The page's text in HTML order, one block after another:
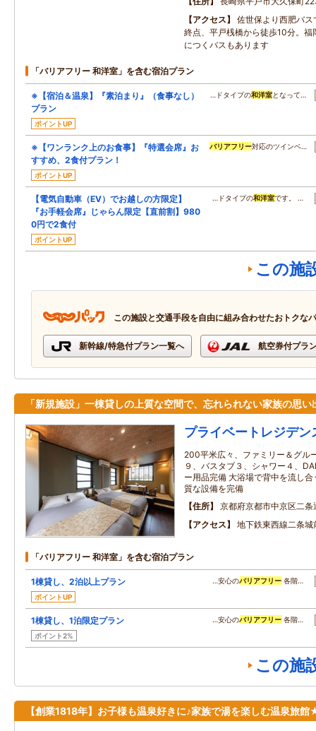
アクセス
佐世保より西肥バ
終点、平戸桟橋から徒歩10分。福
につくバスもあります
「バリアフリー 和洋室」を含む宿泊プラン
※【宿泊＆温泉】『素泊まり』（食事なし）
プラン
ポイントUP
…ドタイプの和洋室となって…
※【ワンランク上のお食事】『特選会席』お
すすめ、2食付プラン！
ポイントUP
バリアフリー対応のツインベ…
【電気自動車（EV）でお越しの方限定】
『お手軽会席』じゃらん限定【直前割】980
0円で2食付
ポイントUP
…ドタイプの和洋室です。 …
この施
この施設と交通手段を自由に組み合わせたおトクな
新幹線/特急付プラン一覧へ 航空券付プラ
「新規施設」一棟貸しの上質な空間で、忘れられない家族の思い
プライベートレジデン
200平米広々、ファミリー＆グル
９、バスタブ３、シャワー４、
ー用品完備 大浴場で背中を流し
質な設備を完備
住所
京都府京都市中京区二
アクセス
地下鉄東西線二条
「バリアフリー 和洋室」を含む宿泊プラン
1棟貸し、2泊以上プラン
ポイントUP
…安心のバリアフリー 各階…
1棟貸し、1泊限定プラン
ポイント2%
…安心のバリアフリー 各階…
この施
【創業1818年】お子様も温泉好きに♪家族で湯を楽しむ温泉旅